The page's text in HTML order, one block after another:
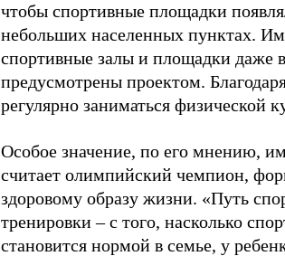
чтобы спортивные площадки
небольших населенных пунктах.
спортивные залы и площадки даже
предусмотрены проектом.
регулярно заниматься физической
Особое значение, по его мнению,
считает олимпийский чемпион,
здоровому образу жизни. «Путь
тренировки – с того, насколько
становится нормой в семье, у